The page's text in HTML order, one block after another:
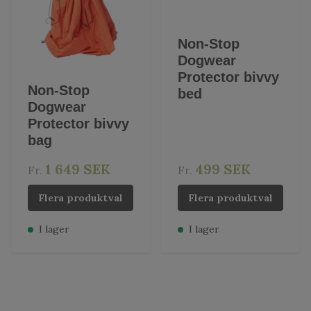
Non-Stop
Dogwear
Protector bivvy
bag
Fr. 1 649 SEK
Flera produktval
I lager
Non-Stop
Dogwear
Protector bivvy
bed
Fr. 499 SEK
Flera produktval
I lager